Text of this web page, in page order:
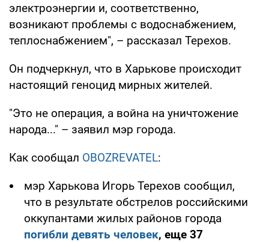
электроэнергии и, соответственно,
возникают проблемы с водоснабжением,
теплоснабжением", – рассказал Терехов.
Он подчеркнул, что в Харькове происходит
настоящий геноцид мирных жителей.
"Это не операция, а война на уничтожение
народа..." – заявил мэр города.
Как сообщал OBOZREVATEL:
мэр Харькова Игорь Терехов сообщил,
что в результате обстрелов российскими
оккупантами жилых районов города
погибли девять человек, еще 37